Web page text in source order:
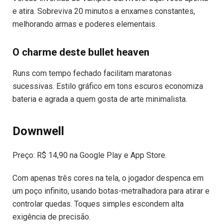
e atira. Sobreviva 20 minutos a enxames constantes,
melhorando armas e poderes elementais.
O charme deste bullet heaven
Runs com tempo fechado facilitam maratonas
sucessivas. Estilo gráfico em tons escuros economiza
bateria e agrada a quem gosta de arte minimalista.
Downwell
Preço: R$ 14,90 na Google Play e App Store.
Com apenas três cores na tela, o jogador despenca em
um poço infinito, usando botas-metralhadora para atirar e
controlar quedas. Toques simples escondem alta
exigência de precisão.